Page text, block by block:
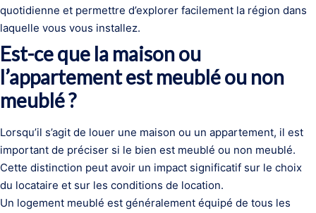
quotidienne et permettre d’explorer facilement la région dans
laquelle vous vous installez.
Est-ce que la maison ou
l’appartement est meublé ou non
meublé ?
Lorsqu’il s’agit de louer une maison ou un appartement, il est
important de préciser si le bien est meublé ou non meublé.
Cette distinction peut avoir un impact significatif sur le choix
du locataire et sur les conditions de location.
Un logement meublé est généralement équipé de tous les